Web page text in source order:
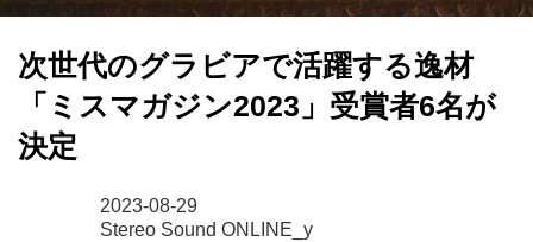
次世代のグラビアで活躍する逸材
「ミスマガジン2023」受賞者6名が
決定
2023-08-29
Stereo Sound ONLINE_y